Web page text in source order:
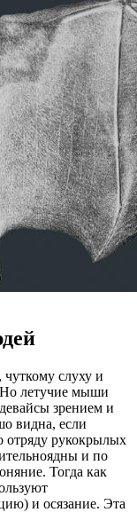
чуткому слуху и
летучие мыши
зрением и
видна, если
отряду рукокрылых
и по
Тогда как
и осязание. Эта